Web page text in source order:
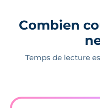
Combien
Temps de lecture